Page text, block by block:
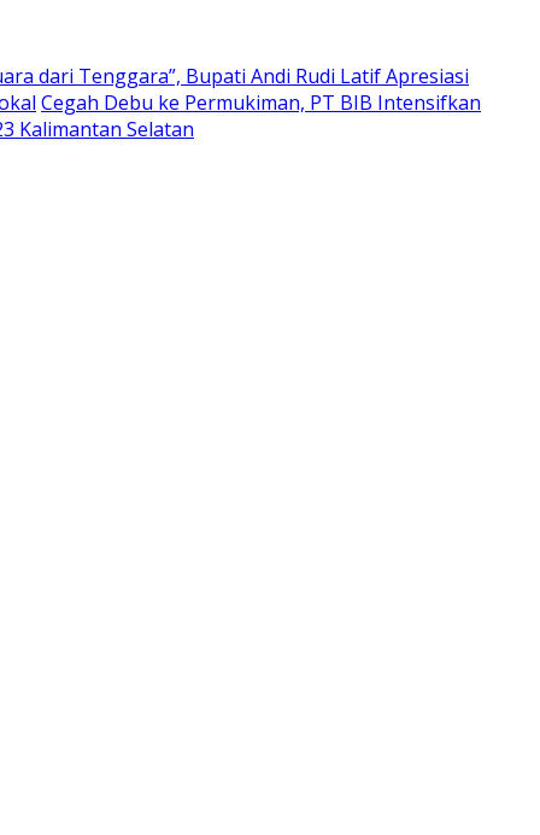
dari Tenggara”, Bupati Andi Rudi Latif Apresiasi
Cegah Debu ke Permukiman, PT BIB Intensifkan
Kalimantan Selatan